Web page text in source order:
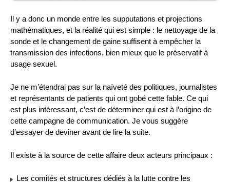
Il y a donc un monde entre les supputations et projections
mathématiques, et la réalité qui est simple : le nettoyage de la
sonde et le changement de gaine suffisent à empêcher la
transmission des infections, bien mieux que le préservatif à
usage sexuel.
Je ne m’étendrai pas sur la naïveté des politiques, journalistes
et représentants de patients qui ont gobé cette fable. Ce qui
est plus intéressant, c’est de déterminer qui est à l’origine de
cette campagne de communication. Je vous suggère
d’essayer de deviner avant de lire la suite.
Il existe à la source de cette affaire deux acteurs principaux :
Les comités et structures dédiés à la lutte contre les